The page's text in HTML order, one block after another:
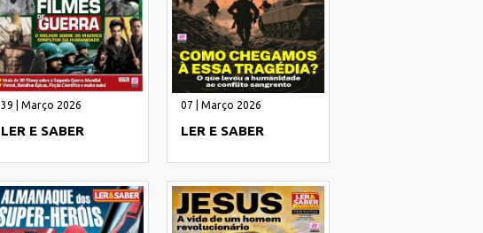
39 | Março 2026
LER E SABER
07 | Março 2026
LER E SABER